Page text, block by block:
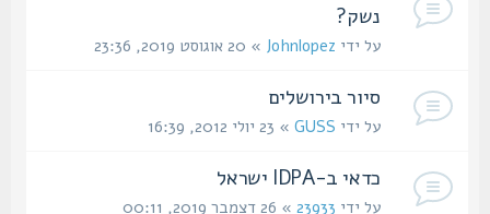
נשק?
על ידיJohnlopez» 20 אוגוסט 2019, 23:36
סיור בירושלים
על ידיGUSS» 23 יולי 2012, 16:39
כדאי ב-IDPA ישראל
על ידי23933» 26 דצמבר 2019, 00:11